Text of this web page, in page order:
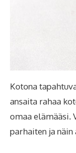
Kotona
ansaita rahaa
omaa elämääsi.
parhaiten ja